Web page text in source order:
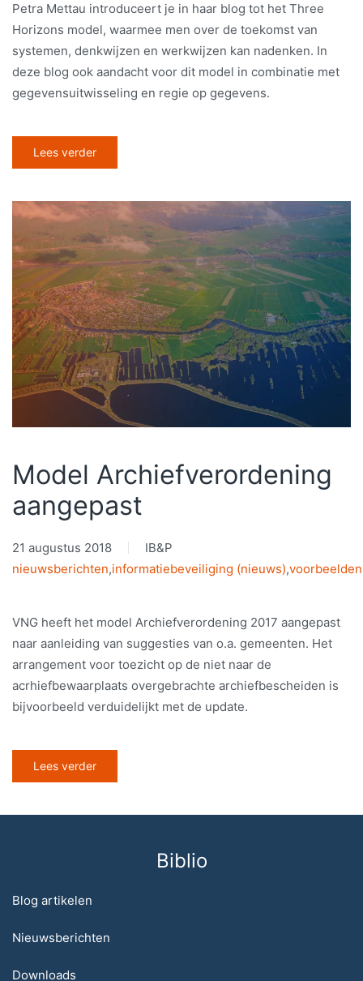
Petra Mettau introduceert je in haar blog tot het Three
Horizons model, waarmee men over de toekomst van
systemen, denkwijzen en werkwijzen kan nadenken. In
deze blog ook aandacht voor dit model in combinatie met
gegevensuitwisseling en regie op gegevens.
Lees verder
Model Archiefverordening
aangepast
21 augustus 2018
IB&P
nieuwsberichten,informatiebeveiliging (nieuws),voorbeelden
VNG heeft het model Archiefverordening 2017 aangepast
naar aanleiding van suggesties van o.a. gemeenten. Het
arrangement voor toezicht op de niet naar de
acrhiefbewaarplaats overgebrachte archiefbescheiden is
bijvoorbeeld verduidelijkt met de update.
Lees verder
Biblio
Blog artikelen
Nieuwsberichten
Downloads